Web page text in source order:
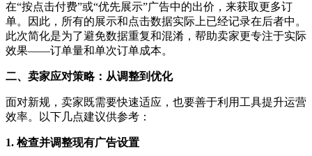
在“按点击付费”或“优先展示”广告中的出价，来获取更多订
单。因此，所有的展示和点击数据实际上已经记录在后者中。
此次简化是为了避免数据重复和混淆，帮助卖家更专注于实际
效果——订单量和单次订单成本。
二、卖家应对策略：从调整到优化
面对新规，卖家既需要快速适应，也要善于利用工具提升运营
效率。以下几点建议供参考：
1. 检查并调整现有广告设置